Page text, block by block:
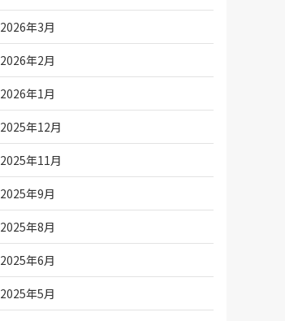
2026年3月
2026年2月
2026年1月
2025年12月
2025年11月
2025年9月
2025年8月
2025年6月
2025年5月